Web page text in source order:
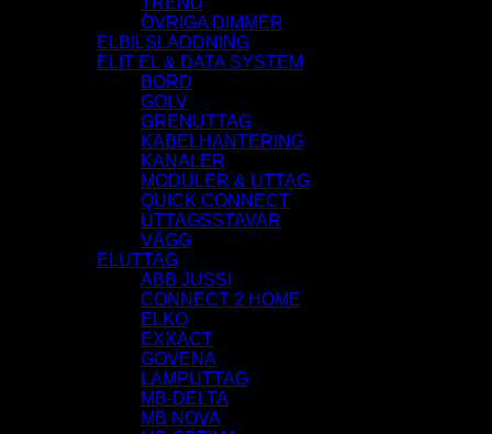
ÖVRIGA DIMMER
ELBILSLADDNING
ELIT EL & DATA SYSTEM
BORD
GOLV
GRENUTTAG
KABELHANTERING
KANALER
MODULER & UTTAG
QUICK CONNECT
UTTAGSSTAVAR
VÄGG
ELUTTAG
ABB JUSSI
CONNECT 2 HOME
ELKO
EXXACT
GOVENA
LAMPUTTAG
MB-DELTA
MB NOVA